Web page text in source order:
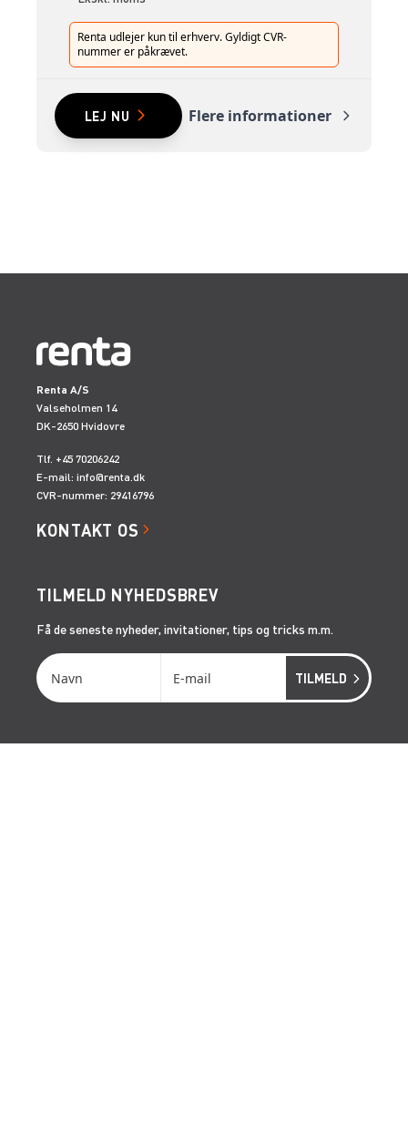
Renta udlejer kun til erhverv. Gyldigt CVR-
nummer er påkrævet.
LEJ NU Flere informationer
Renta A/S
Valseholmen 14
DK-2650 Hvidovre
Tlf. +45 70206242
E-mail: info@renta.dk
CVR-nummer: 29416796
KONTAKT OS
TILMELD NYHEDSBREV
Få de seneste nyheder, invitationer, tips og tricks m.m.